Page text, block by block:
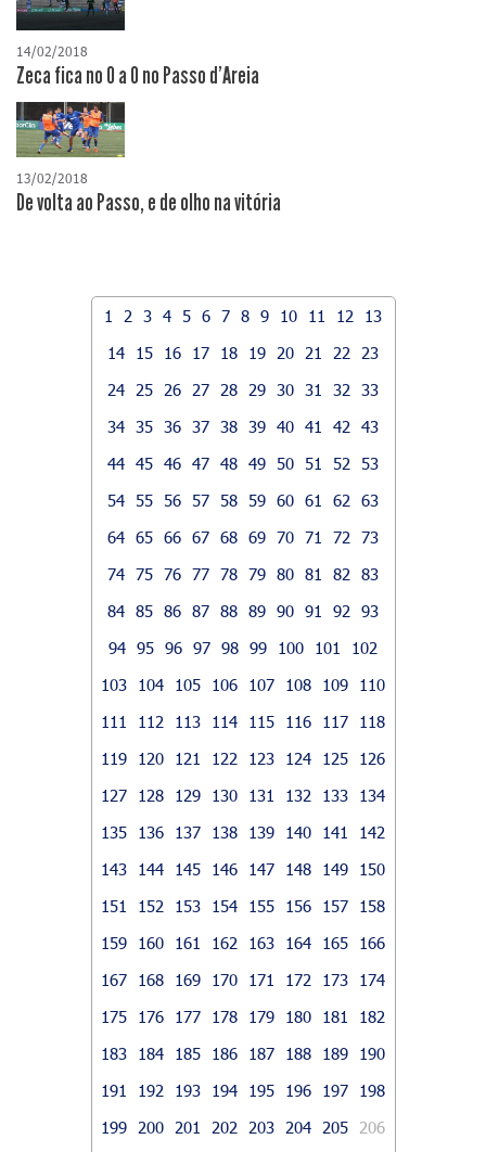
14/02/2018
Zeca fica no 0 a 0 no Passo d'Areia
13/02/2018
De volta ao Passo, e de olho na vitória
1 2 3 4 5 6 7 8 9 10 11 12
13
14
15 16 17 18 19 20 21 22
23
24
25 26 27 28 29 30 31 32
33
34 35 36 37 38 39 40 41 42
43
44 45 46 47 48 49 50 51 52
53
54 55 56 57 58 59 60 61 62
63
64 65 66 67 68 69 70 71 72
73
74 75 76 77 78 79 80 81 82
83
84 85 86 87 88 89 90 91 92
93
94 95 96 97 98 99 100 101
102
103
104 105 106 107 108 109
110
111
112 113 114 115 116 117
118
119
120 121 122 123 124 125
126
127
128 129 130 131 132 133
134
135
136 137 138 139 140 141
142
143
144 145 146 147 148 149
150
151
152 153 154 155 156 157
158
159
160 161 162 163 164 165
166
167
168 169 170 171 172 173
174
175
176 177 178 179 180 181
182
183
184 185 186 187 188 189
190
191
192 193 194 195 196 197
198
199
200 201 202 203 204 205
206